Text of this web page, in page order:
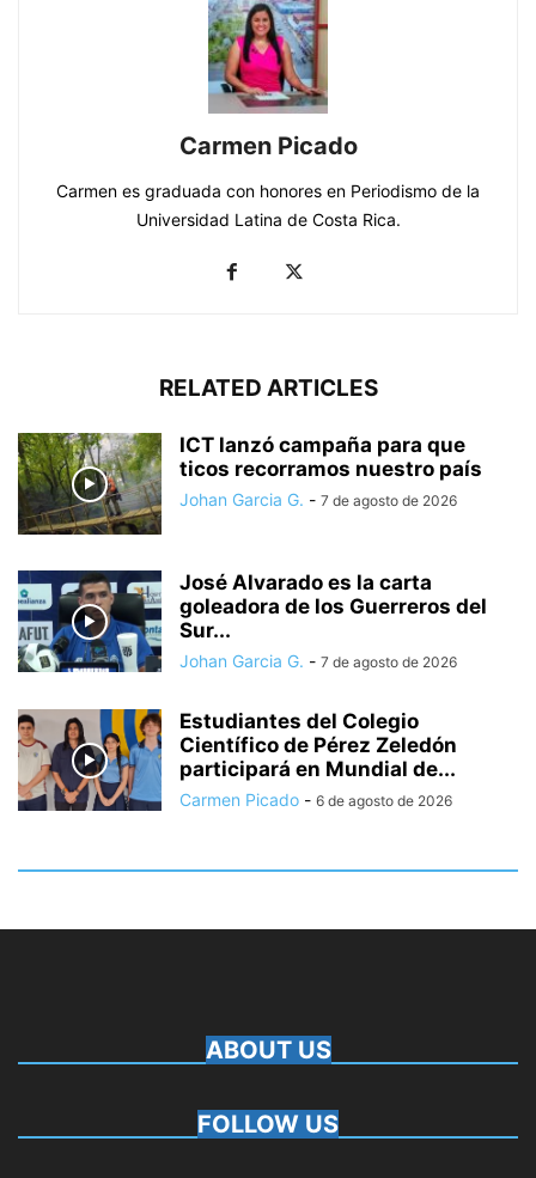
Carmen Picado
Carmen es graduada con honores en Periodismo de la
Universidad Latina de Costa Rica.
RELATED ARTICLES
ICT lanzó campaña para que
ticos recorramos nuestro país
Johan Garcia G. - 7 de agosto de 2026
José Alvarado es la carta
goleadora de los Guerreros del
Sur...
Johan Garcia G. - 7 de agosto de 2026
Estudiantes del Colegio
Científico de Pérez Zeledón
participará en Mundial de...
Carmen Picado - 6 de agosto de 2026
ABOUT US
FOLLOW US